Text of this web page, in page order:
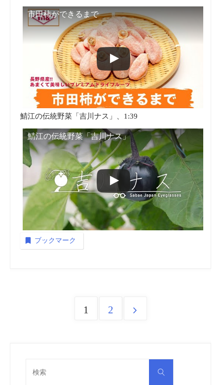
市田柿ができるまで
鯖江の伝統野菜「吉川ナス」、1:39
鯖江の伝統野菜「吉川ナス」
ブックマーク
Posts
1 2
検